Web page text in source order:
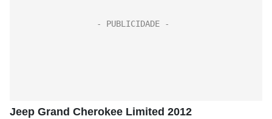
Jeep Grand Cherokee Limited 2012